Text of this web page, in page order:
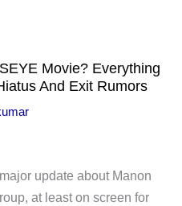
Movie? Everything
And Exit Rumors
update about Manon
at least on screen for